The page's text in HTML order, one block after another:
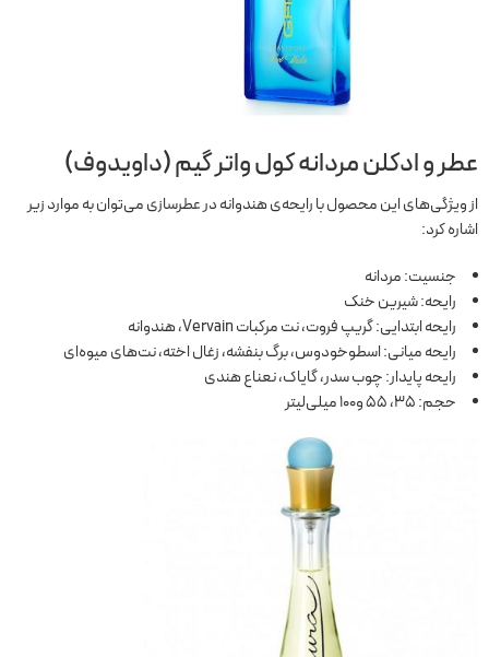
عطر و ادکلن مردانه کول واتر گیم (داویدوف)
از ویژگی‌های این محصول با رایحه‌ی هندوانه در عطرسازی می‌توان به موارد زیر
اشاره کرد:
جنسیت: مردانه
رایحه: شیرین خنک
رایحه ابتدایی: گریپ فروت، نتمرکبات Vervain، هندوانه
رایحه میانی: اسطوخودوس، برگ بنفشه، زغال اخته، نت‌های میوه‌ای
رایحه پایدار: چوب سدر، گایاک، نعناع هندی
حجم: 35، 55 و100 میلی‌لیتر